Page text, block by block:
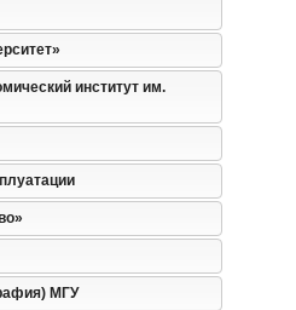
институт им.
МГУ